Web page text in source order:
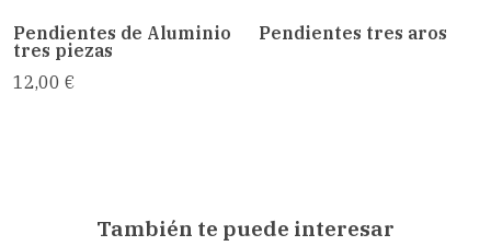
Pendientes de Aluminio
tres piezas
12,00 €
Pendientes tres aros
También te puede interesar